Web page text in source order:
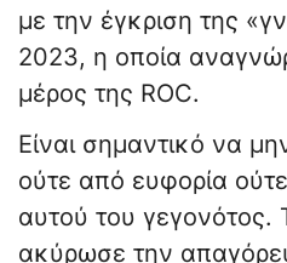
με την έγκριση της
2023, η οποία
μέρος της ROC.
Είναι σημαντικό να
ούτε από ευφορία
αυτού του γεγονότος.
ακύρωσε την